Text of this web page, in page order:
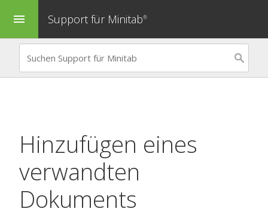
menu Support für Minitab®
Hinzufügen eines
verwandten
Dokuments